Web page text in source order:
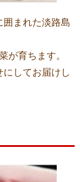
囲まれた淡路島
が育ちます。
してお届けし